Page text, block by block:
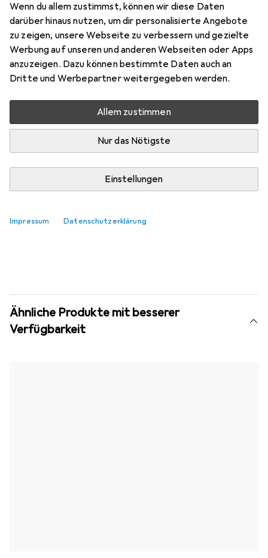
Wenn du allem zustimmst, können wir diese Daten
darüber hinaus nutzen, um dir personalisierte Angebote
zu zeigen, unsere Webseite zu verbessern und gezielte
Werbung auf unseren und anderen Webseiten oder Apps
anzuzeigen. Dazu können bestimmte Daten auch an
Dritte und Werbepartner weitergegeben werden.
Allem zustimmen
Nur das Nötigste
Einstellungen
Impressum Datenschutzerklärung
Bewertungen
Zwischen Mi, 19.8. und Mi, 26.8. geliefert
Benachrichtigen, wenn schneller verfügbar
Lieferort angeben für genaue Lieferzeit
In den Warenkorb
Ähnliche Produkte mit besserer
Verfügbarkeit